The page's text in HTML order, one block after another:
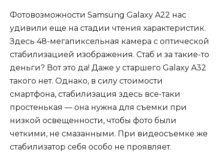
Фотовозможности Samsung Galaxy A22 нас
удивили еще на стадии чтения характеристик.
Здесь 48-мегапиксельная камера с оптической
стабилизацией изображения. Стаб и за такие-то
деньги? Вот это да! Даже у старшего Galaxy A32
такого нет. Однако, в силу стоимости
смартфона, стабилизация здесь все-таки
простенькая — она нужна для съемки при
низкой освещенности, чтобы фото были
четкими, не смазанными. При видеосъемке же
стабилизатор себя особо не проявляет.